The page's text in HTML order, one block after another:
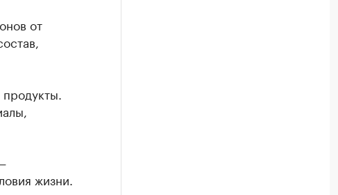
от
жизни.